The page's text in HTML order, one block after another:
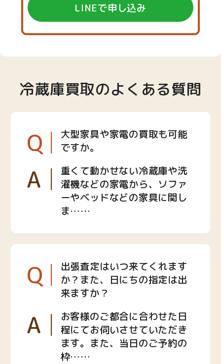
LINEで申し込み
冷蔵庫買取のよくある質問
Q
大型家具や家電の買取も可能
ですか。
A
重くて動かせない冷蔵庫や洗
濯機などの家電から、ソファ
ーやベッドなどの家具に関し
ま……
Q
出張査定はいつ来てくれます
か？また、日にちの指定は出
来ますか？
A
お客様のご都合に合わせた日
程にてお伺いさせていただき
ます。また、当日のご予約の
枠……